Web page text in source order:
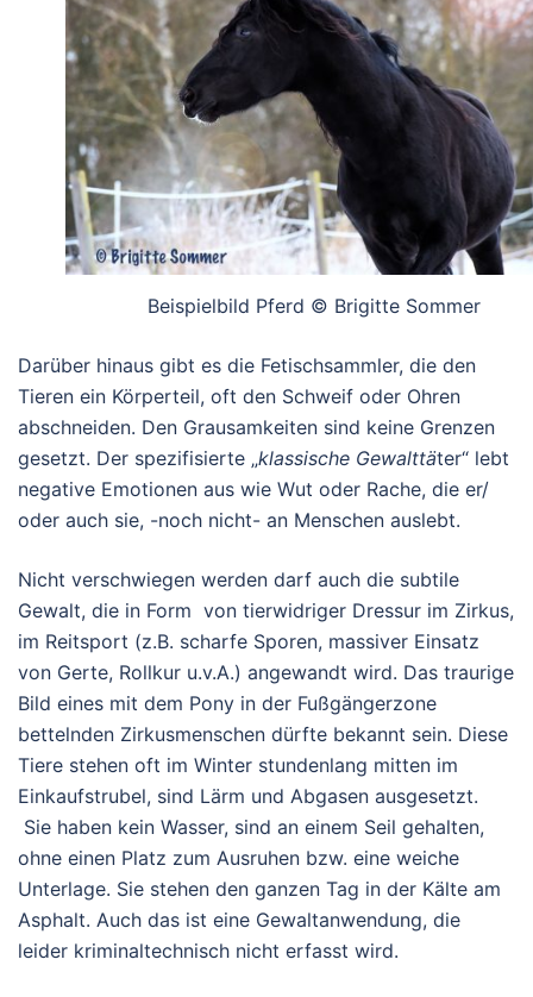
Beispielbild Pferd © Brigitte Sommer
Darüber hinaus gibt es die Fetischsammler, die den
Tieren ein Körperteil, oft den Schweif oder Ohren
abschneiden. Den Grausamkeiten sind keine Grenzen
gesetzt. Der spezifisierte „klassische Gewalttäter“ lebt
negative Emotionen aus wie Wut oder Rache, die er/
oder auch sie, -noch nicht- an Menschen auslebt.
Nicht verschwiegen werden darf auch die subtile
Gewalt, die in Form von tierwidriger Dressur im Zirkus,
im Reitsport (z.B. scharfe Sporen, massiver Einsatz
von Gerte, Rollkur u.v.A.) angewandt wird. Das traurige
Bild eines mit dem Pony in der Fußgängerzone
bettelnden Zirkusmenschen dürfte bekannt sein. Diese
Tiere stehen oft im Winter stundenlang mitten im
Einkaufstrubel, sind Lärm und Abgasen ausgesetzt.
Sie haben kein Wasser, sind an einem Seil gehalten,
ohne einen Platz zum Ausruhen bzw. eine weiche
Unterlage. Sie stehen den ganzen Tag in der Kälte am
Asphalt. Auch das ist eine Gewaltanwendung, die
leider kriminaltechnisch nicht erfasst wird.